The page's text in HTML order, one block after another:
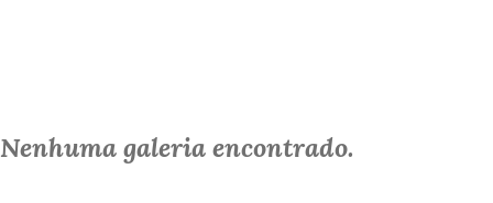
Nenhuma galeria encontrado.